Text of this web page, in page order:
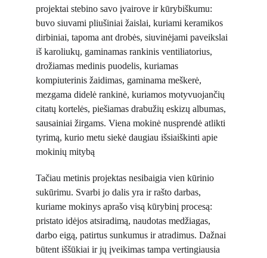
projektai stebino savo įvairove ir kūrybiškumu:
buvo siuvami pliušiniai žaislai, kuriami keramikos
dirbiniai, tapoma ant drobės, siuvinėjami paveikslai
iš karoliukų, gaminamas rankinis ventiliatorius,
drožiamas medinis puodelis, kuriamas
kompiuterinis žaidimas, gaminama meškerė,
mezgama didelė rankinė, kuriamos motyvuojančių
citatų kortelės, piešiamas drabužių eskizų albumas,
sausainiai žirgams. Viena mokinė nusprendė atlikti
tyrimą, kurio metu siekė daugiau išsiaiškinti apie
mokinių mitybą
Tačiau metinis projektas nesibaigia vien kūrinio
sukūrimu. Svarbi jo dalis yra ir rašto darbas,
kuriame mokinys aprašo visą kūrybinį procesą:
pristato idėjos atsiradimą, naudotas medžiagas,
darbo eigą, patirtus sunkumus ir atradimus. Dažnai
būtent iššūkiai ir jų įveikimas tampa vertingiausia